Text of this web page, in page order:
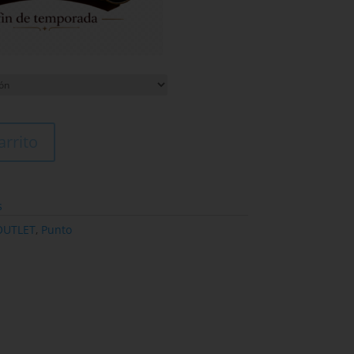
, Punto